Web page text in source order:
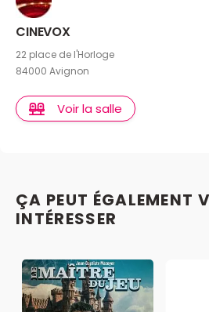
CINEVOX
22 place de l'Horloge
84000 Avignon
Voir la salle
ÇA PEUT ÉGALEMENT
INTÉRESSER